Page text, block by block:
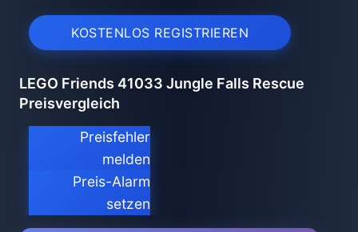
KOSTENLOS REGISTRIEREN
LEGO Friends 41033 Jungle Falls Rescue
Preisvergleich
Preisfehler
melden
Preis-Alarm
setzen